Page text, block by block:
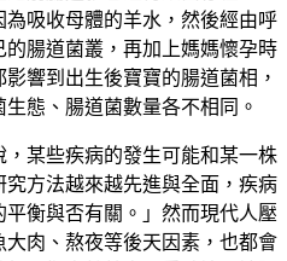
為吸收母體的羊水，然後經由呼
腸道菌叢，再加上媽媽懷孕時
響到出生後寶寶的腸道菌相，
態、腸道菌數量各不相同。
，某些疾病的發生可能和某一株
方法越來越先進與全面，疾病
衡與否有關。」然而現代人壓
肉、熬夜等後天因素，也都會